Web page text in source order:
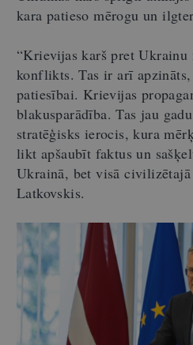
kara patieso mērogu un
“Krievijas karš pret
konflikts. Tas ir arī
patiesībai. Krievijas
blakusparādība. Tas jau
stratēģisks ierocis, kura
likt apšaubīt faktus un
Ukrainā, bet visā civilizētajā
Latkovskis.